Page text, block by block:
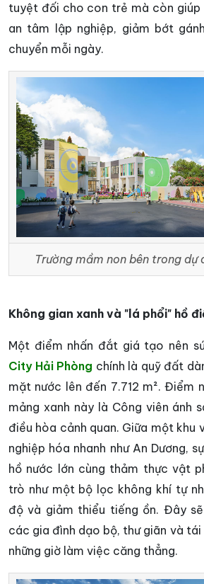
tuyệt đối cho con trẻ mà còn giúp
an tâm lập nghiệp, giảm bớt
chuyển mỗi ngày.
Trường mầm non bên trong dự
Không gian xanh và "lá phổi" hồ
Một điểm nhấn đắt giá tạo nên
City Hải Phòng chính là quỹ đất
mặt nước lên đến 7.712 m². Điểm
mảng xanh này là Công viên ánh
điều hòa cảnh quan. Giữa một
nghiệp hóa nhanh như An Dương,
hồ nước lớn cùng thảm thực vật
trò như một bộ lọc không khí tự
độ và giảm thiểu tiếng ồn. Đây
các gia đình dạo bộ, thư giãn và tái
những giờ làm việc căng thẳng.